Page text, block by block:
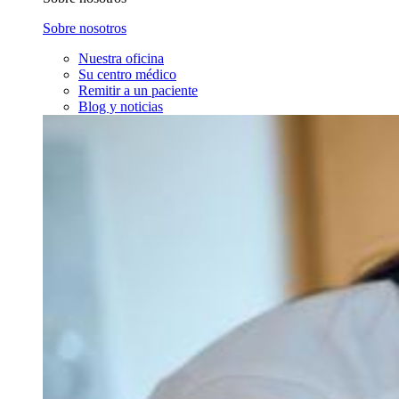
Sobre nosotros
Nuestra oficina
Su centro médico
Remitir a un paciente
Blog y noticias